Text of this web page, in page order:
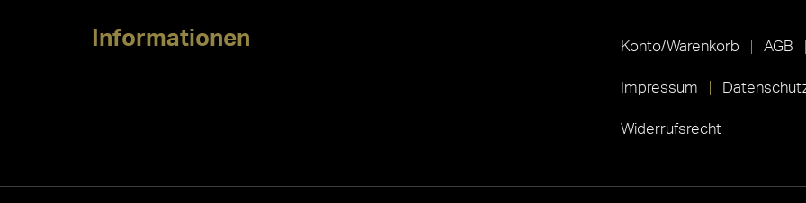
Informationen Konto/Warenkorb AGB
Impressum
Widerrufsrecht